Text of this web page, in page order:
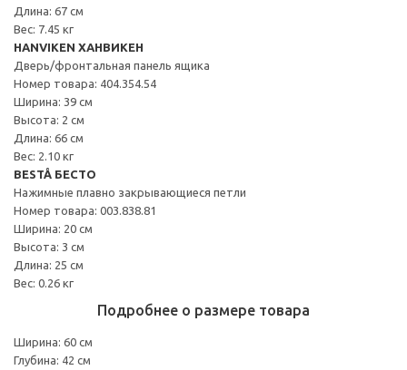
Длина: 67 см
Вес: 7.45 кг
HANVIKEN ХАНВИКЕН
Дверь/фронтальная панель ящика
Номер товара: 404.354.54
Ширина: 39 см
Высота: 2 см
Длина: 66 см
Вес: 2.10 кг
BESTÅ БЕСТО
Нажимные плавно закрывающиеся петли
Номер товара: 003.838.81
Ширина: 20 см
Высота: 3 см
Длина: 25 см
Вес: 0.26 кг
Подробнее о размере товара
Ширина: 60 см
Глубина: 42 см